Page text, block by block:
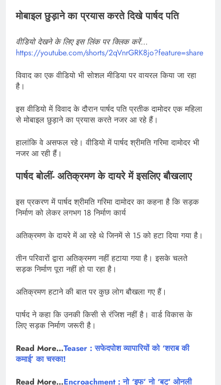
मोबाइल छुड़ाने का प्रयास करते दिखे पार्षद पति
वीडियो देखने के लिए इस लिंक पर क्लिक करें…
https://youtube.com/shorts/2qVnrGRK8jo?feature=share
विवाद का एक वीडियो भी सोशल मीडिया पर वायरल किया जा रहा
है।
इस वीडियो में विवाद के दौरान पार्षद पति प्रतीक दामोदर एक महिला
से मोबाइल छुड़ाने का प्रयास करते नजर आ रहे हैं।
हालांकि वे असफल रहे। वीडियो में पार्षद श्रीमति गरिमा दामोदर भी
नजर आ रही हैं।
पार्षद बोलीं- अतिक्रमण के दायरे में इसलिए बौखलाए
इस प्रकरण में पार्षद श्रीमति गरिमा दामोदर का कहना है कि सड़क
निर्माण को लेकर लगभग 18 निर्माण कार्य
अतिक्रमण के दायरे में आ रहे थे जिनमें से 15 को हटा दिया गया है।
तीन परिवारों द्वारा अतिक्रमण नहीं हटाया गया है। इसके चलते
सड़क निर्माण पूरा नहीं हो पा रहा है।
अतिक्रमण हटाने की बात पर कुछ लोग बौखला गए हैं।
पार्षद ने कहा कि उनकी किसी से रंजिश नहीं है। वार्ड विकास के
लिए सड़क निर्माण जरूरी है।
Read More…Teaser : सफेदपोश व्यापारियों को ‘शराब की
कमाई’ का चस्का!
Read More…Encroachment : नो ‘इफ’ नो ‘बट्’ ओनली